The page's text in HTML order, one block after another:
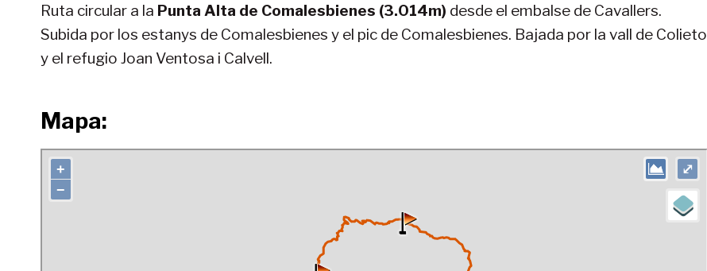
Ruta circular a la Punta Alta de Comalesbienes (3.014m) desde el embalse de Cavallers.
Subida por los estanys de Comalesbienes y el pic de Comalesbienes. Bajada por la vall de Colieto
y el refugio Joan Ventosa i Calvell.
Mapa: